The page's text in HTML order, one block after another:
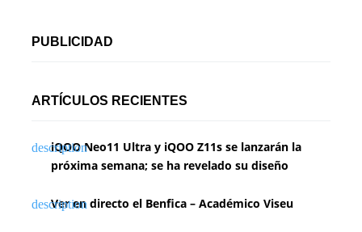
PUBLICIDAD
ARTÍCULOS RECIENTES
iQOO Neo11 Ultra y iQOO Z11s se lanzarán la
próxima semana; se ha revelado su diseño
Ver en directo el Benfica – Académico Viseu